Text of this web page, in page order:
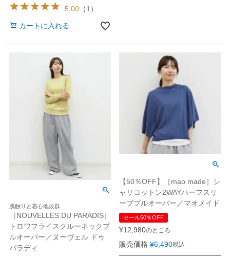
5.00 （1 ）
カートに入れる
肌触りと着心地抜群
［NOUVELLES DU PARADIS］
トロワフライスクルーネックプ
ルオーバー／ヌーヴェル ドゥ
パラディ
【50％OFF】［mao made］シ
ャリコットン2WAYハーフスリ
ーブプルオーバー／マオメイド
セール50％OFF
¥12,980のところ
販売価格 ¥6,490税込